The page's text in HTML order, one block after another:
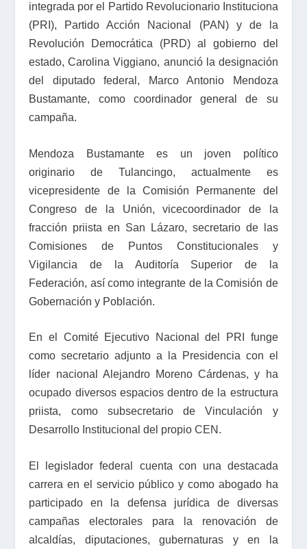
integrada por el Partido Revolucionario Instituciona
(PRI), Partido Acción Nacional (PAN) y de la
Revolución Democrática (PRD) al gobierno del
estado, Carolina Viggiano, anunció la designación
del diputado federal, Marco Antonio Mendoza
Bustamante, como coordinador general de su
campaña.
Mendoza Bustamante es un joven político
originario de Tulancingo, actualmente es
vicepresidente de la Comisión Permanente del
Congreso de la Unión, vicecoordinador de la
fracción priista en San Lázaro, secretario de las
Comisiones de Puntos Constitucionales y
Vigilancia de la Auditoría Superior de la
Federación, así como integrante de la Comisión de
Gobernación y Población.
En el Comité Ejecutivo Nacional del PRI funge
como secretario adjunto a la Presidencia con el
líder nacional Alejandro Moreno Cárdenas, y ha
ocupado diversos espacios dentro de la estructura
priista, como subsecretario de Vinculación y
Desarrollo Institucional del propio CEN.
El legislador federal cuenta con una destacada
carrera en el servicio público y como abogado ha
participado en la defensa jurídica de diversas
campañas electorales para la renovación de
alcaldías, diputaciones, gubernaturas y en la